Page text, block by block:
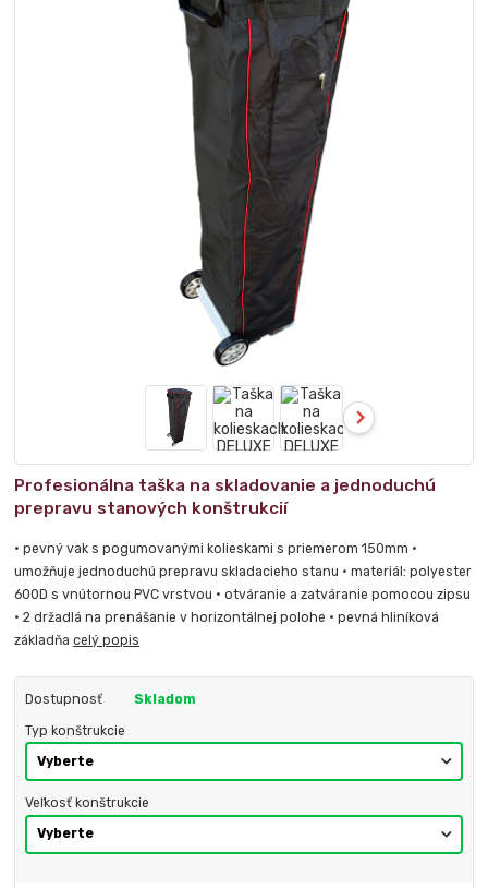
Profesionálna taška na skladovanie a jednoduchú
prepravu stanových konštrukcií
• pevný vak s pogumovanými kolieskami s priemerom 150mm •
umožňuje jednoduchú prepravu skladacieho stanu • materiál: polyester
600D s vnútornou PVC vrstvou • otváranie a zatváranie pomocou zipsu
• 2 držadlá na prenášanie v horizontálnej polohe • pevná hliníková
základňacelý popis
Dostupnosť Skladom
Typ konštrukcie
Veľkosť konštrukcie